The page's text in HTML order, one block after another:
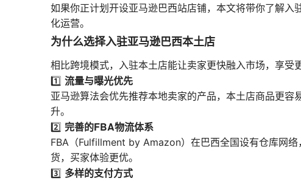
如果你正计划开设亚马逊巴西站店铺，本文将带你了解入
化运营。
为什么选择入驻亚马逊巴西本土店
相比跨境模式，入驻本土店能让卖家更快融入市场，享受
1️⃣ 流量与曝光优先
亚马逊算法会优先推荐本地卖家的产品，本土店商品更
升。
2️⃣ 完善的FBA物流体系
FBA（Fulfillment by Amazon）在巴西全国设有仓库网
货，买家体验更优。
3️⃣ 多样的支付方式